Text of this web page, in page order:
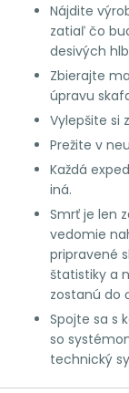
Nájdite
zatiaľ čo
desivých
Zbierajte
úpravu
Vylepšite si
Prežite v
Každá
iná.
Smrť je len
vedomie
pripravené
štatistiky a
zostanú do
Spojte sa s
so
technický